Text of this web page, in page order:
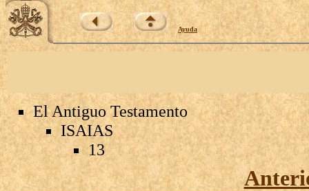
Ayuda
El Antiguo Testamento
ISAIAS
13